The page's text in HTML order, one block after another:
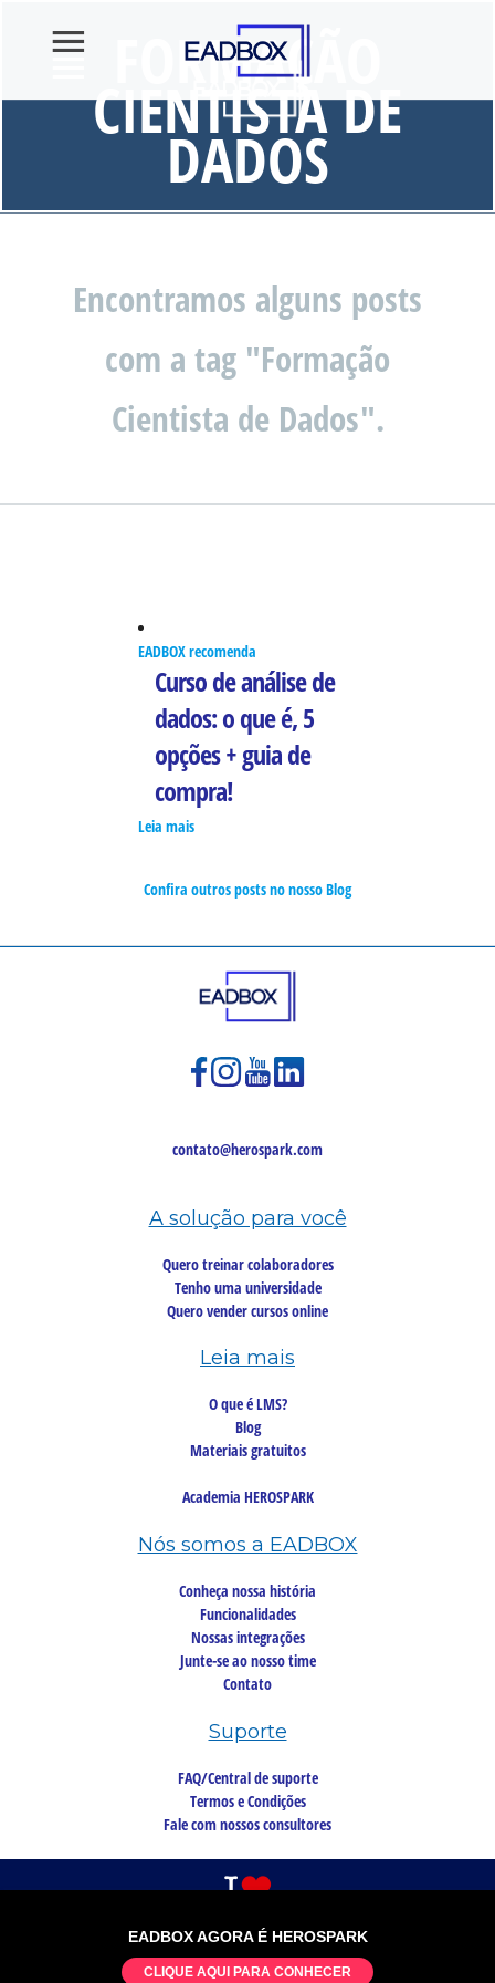
EADBOX AGORA É HEROSPARK
CLIQUE AQUI PARA CONHECER
FORMAÇÃO
CIENTISTA DE
DADOS
Encontramos alguns posts
com a tag "Formação
Cientista de Dados".
EADBOX recomenda
Curso de análise de
dados: o que é, 5
opções + guia de
compra!
Leia mais
Confira outros posts no nosso Blog
contato@herospark.com
A solução para você
Quero treinar colaboradores
Tenho uma universidade
Quero vender cursos online
Leia mais
O que é LMS?
Blog
Materiais gratuitos
Academia HEROSPARK
Nós somos a EADBOX
Conheça nossa história
Funcionalidades
Nossas integrações
Junte-se ao nosso time
Contato
Suporte
FAQ/Central de suporte
Termos e Condições
Fale com nossos consultores
©2026 Copyright, todos os direitos reservados